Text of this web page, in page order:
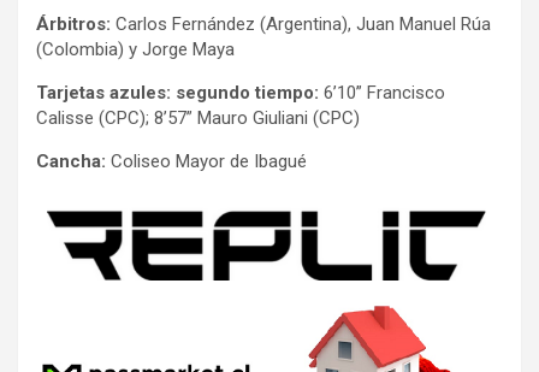
Árbitros: Carlos Fernández (Argentina), Juan Manuel Rúa
(Colombia) y Jorge Maya
Tarjetas azules: segundo tiempo: 6’10” Francisco
Calisse (CPC); 8’57” Mauro Giuliani (CPC)
Cancha: Coliseo Mayor de Ibagué